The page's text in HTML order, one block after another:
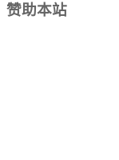
赞助本站